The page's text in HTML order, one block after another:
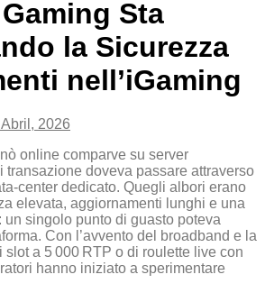
Sta
la Sicurezza
nell’iGaming
2026
online comparve su server
transazione doveva passare attraverso
dedicato. Quegli albori erano
elevata, aggiornamenti lunghi e una
singolo punto di guasto poteva
Con l’avvento del broadband e la
a 5 000 RTP o di roulette live con
hanno iniziato a sperimentare